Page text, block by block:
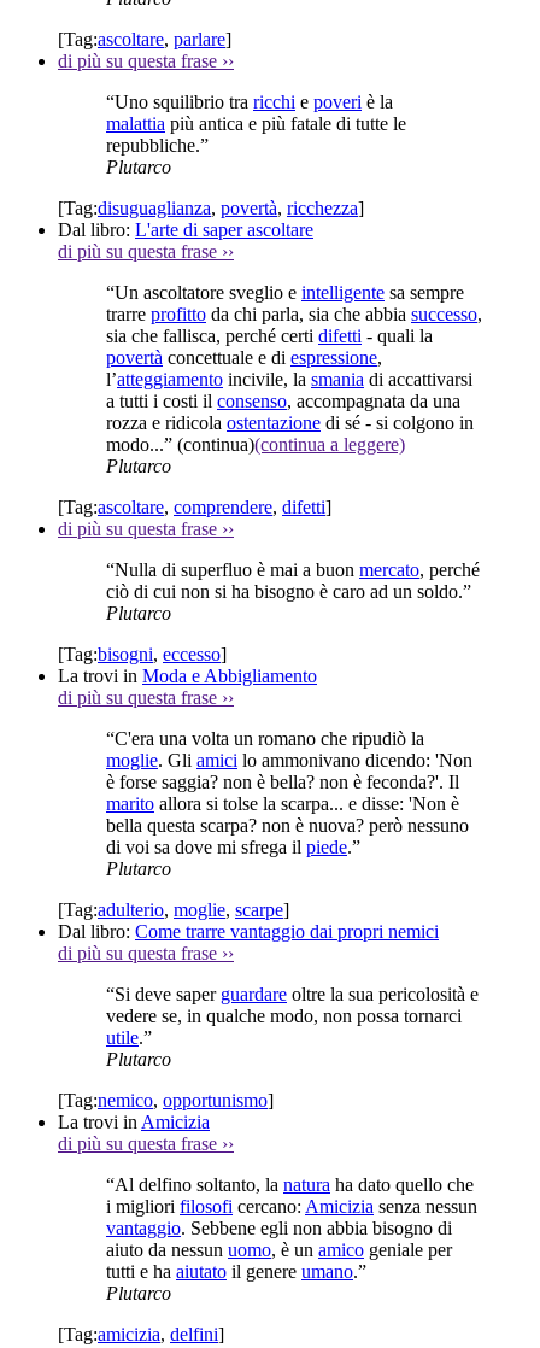
[Tag:ascoltare, parlare]
di più su questa frase ››
“Uno squilibrio tra ricchi e poveri è la
malattia più antica e più fatale di tutte le
repubbliche.”
Plutarco
[Tag:disuguaglianza, povertà, ricchezza]
Dal libro: L'arte di saper ascoltare
di più su questa frase ››
“Un ascoltatore sveglio e intelligente sa sempre
trarre profitto da chi parla, sia che abbia successo,
sia che fallisca, perché certi difetti - quali la
povertà concettuale e di espressione,
l’atteggiamento incivile, la smania di accattivarsi
a tutti i costi il consenso, accompagnata da una
rozza e ridicola ostentazione di sé - si colgono in
modo...” (continua)(continua a leggere)
Plutarco
[Tag:ascoltare, comprendere, difetti]
di più su questa frase ››
“Nulla di superfluo è mai a buon mercato, perché
ciò di cui non si ha bisogno è caro ad un soldo.”
Plutarco
[Tag:bisogni, eccesso]
La trovi in Moda e Abbigliamento
di più su questa frase ››
“C'era una volta un romano che ripudiò la
moglie. Gli amici lo ammonivano dicendo: 'Non
è forse saggia? non è bella? non è feconda?'. Il
marito allora si tolse la scarpa... e disse: 'Non è
bella questa scarpa? non è nuova? però nessuno
di voi sa dove mi sfrega il piede.”
Plutarco
[Tag:adulterio, moglie, scarpe]
Dal libro: Come trarre vantaggio dai propri nemici
di più su questa frase ››
“Si deve saper guardare oltre la sua pericolosità e
vedere se, in qualche modo, non possa tornarci
utile.”
Plutarco
[Tag:nemico, opportunismo]
La trovi in Amicizia
di più su questa frase ››
“Al delfino soltanto, la natura ha dato quello che
i migliori filosofi cercano: Amicizia senza nessun
vantaggio. Sebbene egli non abbia bisogno di
aiuto da nessun uomo, è un amico geniale per
tutti e ha aiutato il genere umano.”
Plutarco
[Tag:amicizia, delfini]